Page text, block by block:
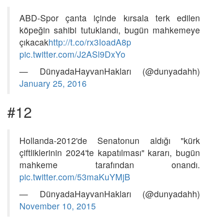
ABD-Spor çanta içinde kırsala terk edilen
köpeğin sahibi tutuklandı, bugün mahkemeye
çıkacakhttp://t.co/rx3IoadA8p
pic.twitter.com/J2ASl9DxYo
— DünyadaHayvanHakları (@dunyadahh)
January 25, 2016
#12
Hollanda-2012'de Senatonun aldığı "kürk
çiftliklerinin 2024'te kapatılması" kararı, bugün
mahkeme tarafından onandı.
pic.twitter.com/53maKuYMjB
— DünyadaHayvanHakları (@dunyadahh)
November 10, 2015